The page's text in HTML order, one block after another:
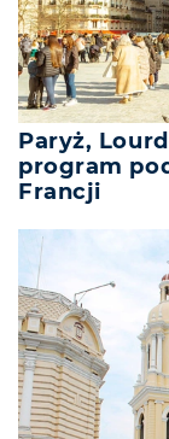
Paryż,
program
Francji